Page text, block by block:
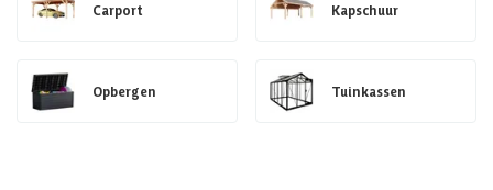
Carport Kapschuur
Opbergen Tuinkassen